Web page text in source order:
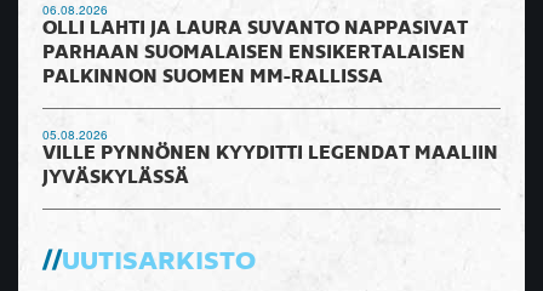
06.08.2026
OLLI LAHTI JA LAURA SUVANTO NAPPASIVAT
PARHAAN SUOMALAISEN ENSIKERTALAISEN
PALKINNON SUOMEN MM-RALLISSA
05.08.2026
VILLE PYNNÖNEN KYYDITTI LEGENDAT MAALIIN
JYVÄSKYLÄSSÄ
UUTISARKISTO